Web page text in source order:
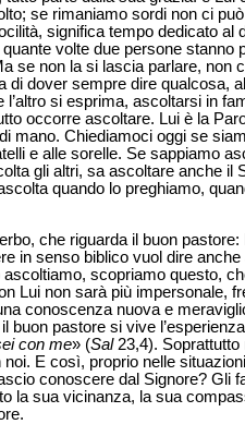
se rimaniamo sordi non ci
significa tempo dedicato al
volte due persone stanno
se non la si lascia parlare, non
di dover sempre dire qualcosa,
si esprima, ascoltarsi in
occorre ascoltare. Lui è la
mano. Chiediamoci oggi se
e alle sorelle. Se sappiamo
gli altri, sa ascoltare anche il
quando lo preghiamo,
che riguarda il buon pastore:
in senso biblico vuol dire anche
ascoltiamo, scopriamo questo,
Lui non sarà più impersonale,
conoscenza nuova e
buon pastore si vive
con me» (Sal 23,4). Soprattutto
E così, proprio nelle
conoscere dal Signore? Gli
la sua vicinanza, la sua